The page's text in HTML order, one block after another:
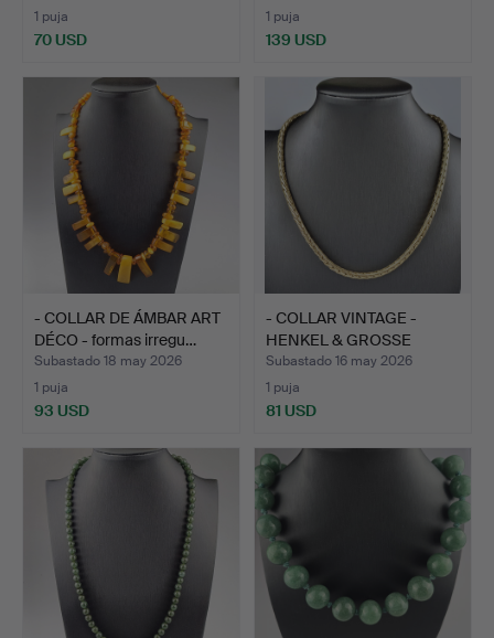
1 puja
70 USD
1 puja
139 USD
- COLLAR DE ÁMBAR ART
DÉCO - formas irregu…
Subastado 18 may 2026
1 puja
93 USD
- COLLAR VINTAGE -
HENKEL & GROSSE
(PFORZH…
Subastado 16 may 2026
1 puja
81 USD